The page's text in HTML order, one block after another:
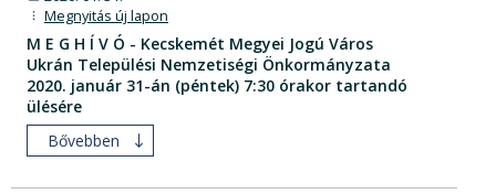
Megnyitás új lapon
M E G H Í V Ó - Kecskemét Megyei Jogú Város
Ukrán Települési Nemzetiségi Önkormányzata
2020. január 31-án (péntek) 7:30 órakor tartandó
ülésére
Bővebben